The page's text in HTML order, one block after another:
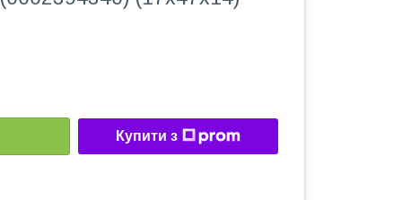
Купити з